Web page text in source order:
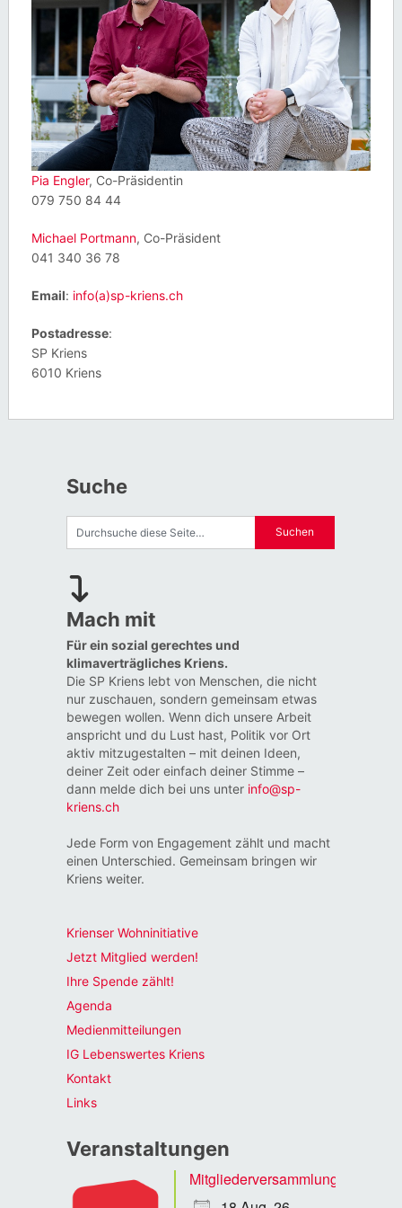
Pia Engler, Co-Präsidentin
079 750 84 44
Michael Portmann, Co-Präsident
041 340 36 78
Email: info(a)sp-kriens.ch
Postadresse:
SP Kriens
6010 Kriens
Suche
Mach mit
Für ein sozial gerechtes und
klimaverträgliches Kriens.
Die SP Kriens lebt von Menschen, die nicht
nur zuschauen, sondern gemeinsam etwas
bewegen wollen. Wenn dich unsere Arbeit
anspricht und du Lust hast, Politik vor Ort
aktiv mitzugestalten – mit deinen Ideen,
deiner Zeit oder einfach deiner Stimme –
dann melde dich bei uns unter info@sp-
kriens.ch
Jede Form von Engagement zählt und macht
einen Unterschied. Gemeinsam bringen wir
Kriens weiter.
Krienser Wohninitiative
Jetzt Mitglied werden!
Ihre Spende zählt!
Agenda
Medienmitteilungen
IG Lebenswertes Kriens
Kontakt
Links
Veranstaltungen
Mitgliederversammlung